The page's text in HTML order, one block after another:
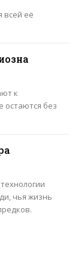
всей её
к
остаются без
чья жизнь